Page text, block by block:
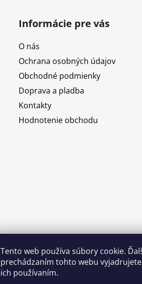
Tento web používa súbory cookie.
prechádzaním tohto webu
ich používaním.
Informácie pre vás
O nás
Ochrana osobných údajov
Obchodné podmienky
Doprava a pladba
Kontakty
Hodnotenie obchodu